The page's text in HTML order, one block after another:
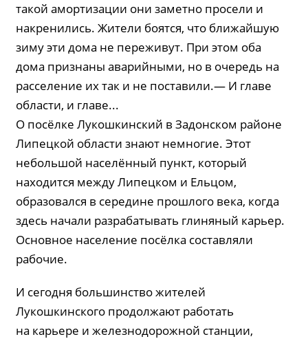
такой амортизации они заметно просели и
накренились. Жители боятся, что ближайшую
зиму эти дома не переживут. При этом оба
дома признаны аварийными, но в очередь на
расселение их так и не поставили.— И главе
области, и главе...
О посёлке Лукошкинский в Задонском районе
Липецкой области знают немногие. Этот
небольшой населённый пункт, который
находится между Липецком и Ельцом,
образовался в середине прошлого века, когда
здесь начали разрабатывать глиняный карьер.
Основное население посёлка составляли
рабочие.
И сегодня большинство жителей
Лукошкинского продолжают работать
на карьере и железнодорожной станции,